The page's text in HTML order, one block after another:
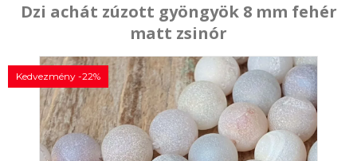
Dzi achát zúzott gyöngyök 8 mm fehér
matt zsinór
Kedvezmény -22%